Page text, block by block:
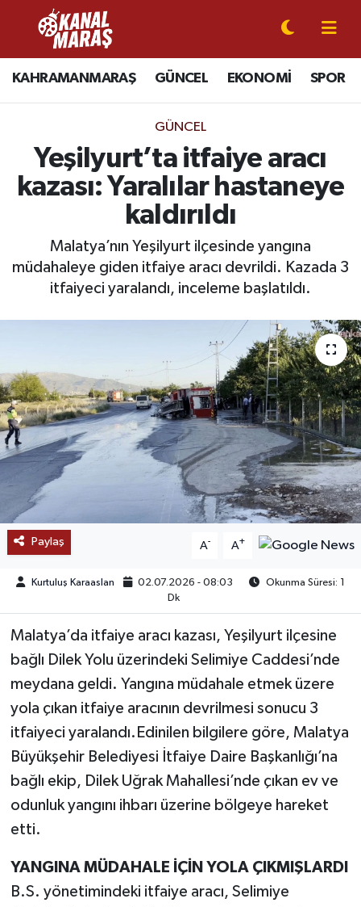
KAHRAMANMARAŞ GÜNCEL EKONOMİ SPOR
GÜNCEL
Yeşilyurt’ta itfaiye aracı
kazası: Yaralılar hastaneye
kaldırıldı
Malatya’nın Yeşilyurt ilçesinde yangına
müdahaleye giden itfaiye aracı devrildi. Kazada 3
itfaiyeci yaralandı, inceleme başlatıldı.
Paylaş A- A+
Kurtuluş Karaaslan 02.07.2026 - 08:03
Okunma Süresi: 1
Dk
Malatya’da itfaiye aracı kazası, Yeşilyurt ilçesine
bağlı Dilek Yolu üzerindeki Selimiye Caddesi’nde
meydana geldi. Yangına müdahale etmek üzere
yola çıkan itfaiye aracının devrilmesi sonucu 3
itfaiyeci yaralandı.Edinilen bilgilere göre, Malatya
Büyükşehir Belediyesi İtfaiye Daire Başkanlığı’na
bağlı ekip, Dilek Uğrak Mahallesi’nde çıkan ev ve
odunluk yangını ihbarı üzerine bölgeye hareket
etti.
YANGINA MÜDAHALE İÇİN YOLA ÇIKMIŞLARDI
B.S. yönetimindeki itfaiye aracı, Selimiye
CANLI YAYIN
KAHRAMANMARAŞ
GÜNCEL
SPOR
EKONOMİ
SAĞLIK
EĞİTİM
BÖLGE
POPÜLER
TREND
MEDYA
OTOMOTİV
TEKNOLOJİ
YAŞAM
Kahramanmaraş Nöbetçi Eczaneler
Kahramanmaraş Hava Durumu
Kahramanmaraş Namaz Vakitleri
Kahramanmaraş Trafik Yoğunluk Haritası
Süper Lig Puan Durumu ve Fikstür
Tüm Manşetler